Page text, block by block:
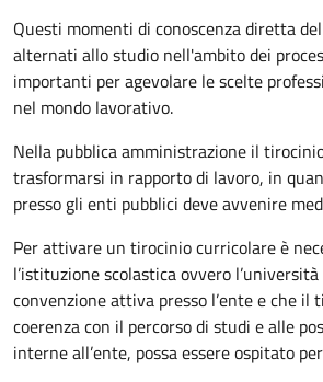
Questi momenti di conoscenza diretta
alternati allo studio nell'ambito dei
importanti per agevolare le scelte
nel mondo lavorativo.
Nella pubblica amministrazione il
trasformarsi in rapporto di lavoro, in
presso gli enti pubblici deve avvenire
Per attivare un tirocinio curricolare è
l’istituzione scolastica ovvero
convenzione attiva presso l’ente e che il
coerenza con il percorso di studi e alle
interne all’ente, possa essere ospitato